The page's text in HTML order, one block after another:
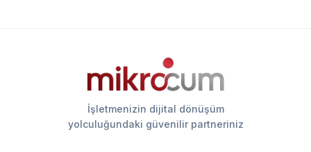
İşletmenizin dijital dönüşüm
yolculuğundaki güvenilir partneriniz